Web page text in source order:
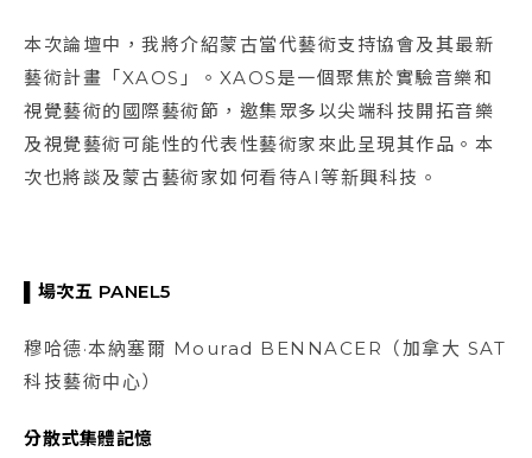
本次論壇中，我將介紹蒙古當代藝術支持協會及其最新
藝術計畫「XAOS」。XAOS是一個聚焦於實驗音樂和
視覺藝術的國際藝術節，邀集眾多以尖端科技開拓音樂
及視覺藝術可能性的代表性藝術家來此呈現其作品。本
次也將談及蒙古藝術家如何看待AI等新興科技。
▌場次五 PANEL5
穆哈德·本納塞爾 Mourad BENNACER（加拿大 SAT
科技藝術中心）
分散式集體記憶